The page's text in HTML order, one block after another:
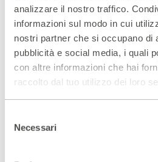
analizzare il nostro traffico.
informazioni sul modo in cui
nostri partner che si occupano di
pubblicità e social media, i quali
con altre informazioni che hai
raccolto dal tuo utilizzo dei loro
delNecessari
Riprese
2016/17 tournée,
2017/18 tournée,
2017/18 sede,
2018/19 sede e tournée,
2019/20 tournée